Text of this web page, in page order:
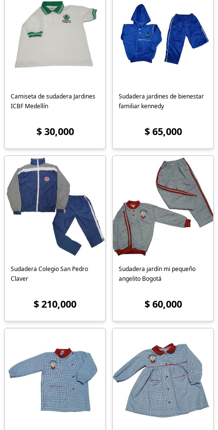
Camiseta de sudadera Jardines
ICBF Medellín
$ 30,000
Sudadera jardines de bienestar
familiar kennedy
$ 65,000
Sudadera Colegio San Pedro
Claver
$ 210,000
Sudadera jardín mi pequeño
angelito Bogotá
$ 60,000